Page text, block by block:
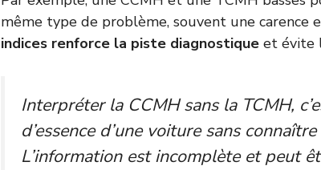
même type de problème, souvent une carence
indices renforce la piste diagnostique et évite
Interpréter la CCMH sans la TCMH,
d’essence d’une voiture sans
L’information est incomplète et peut